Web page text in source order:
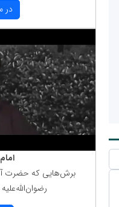
در
برش‌هایی كه حضرت